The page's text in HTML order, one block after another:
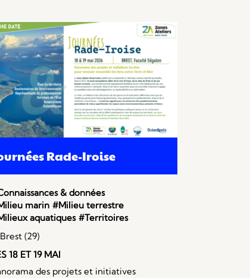
Rade-Iroise
& données
marin #Milieu terrestre
aquatiques #Territoires
(29)
18 ET 19 MAI
des projets et initiatives